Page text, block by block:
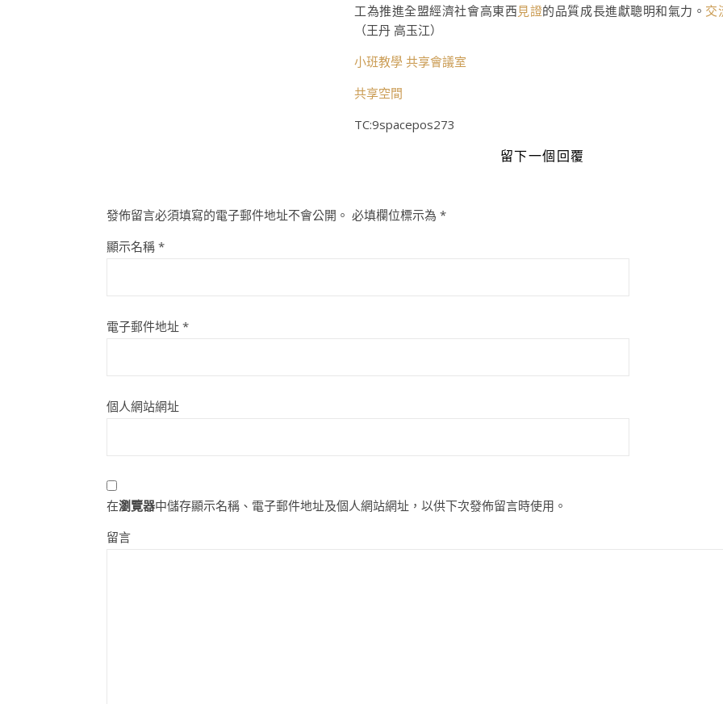
工為推進全盟經濟社會高東西見證的品質成長進獻聰明和氣力。 交
（王丹 高玉江）
小班教學 共享會議室
共享空間
TC:9spacepos273
留下一個回覆
發佈留言必須填寫的電子郵件地址不會公開。 必填欄位標示為 *
顯示名稱 *
電子郵件地址 *
個人網站網址
在瀏覽器中儲存顯示名稱、電子郵件地址及個人網站網址，以供下次發佈留言時使用。
留言